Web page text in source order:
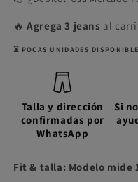
🔥 Agrega 3 jeans al
⏳ POCAS UNIDADES
Talla y dirección
confirmadas por
WhatsApp
Si
Fit & talla: Modelo mide